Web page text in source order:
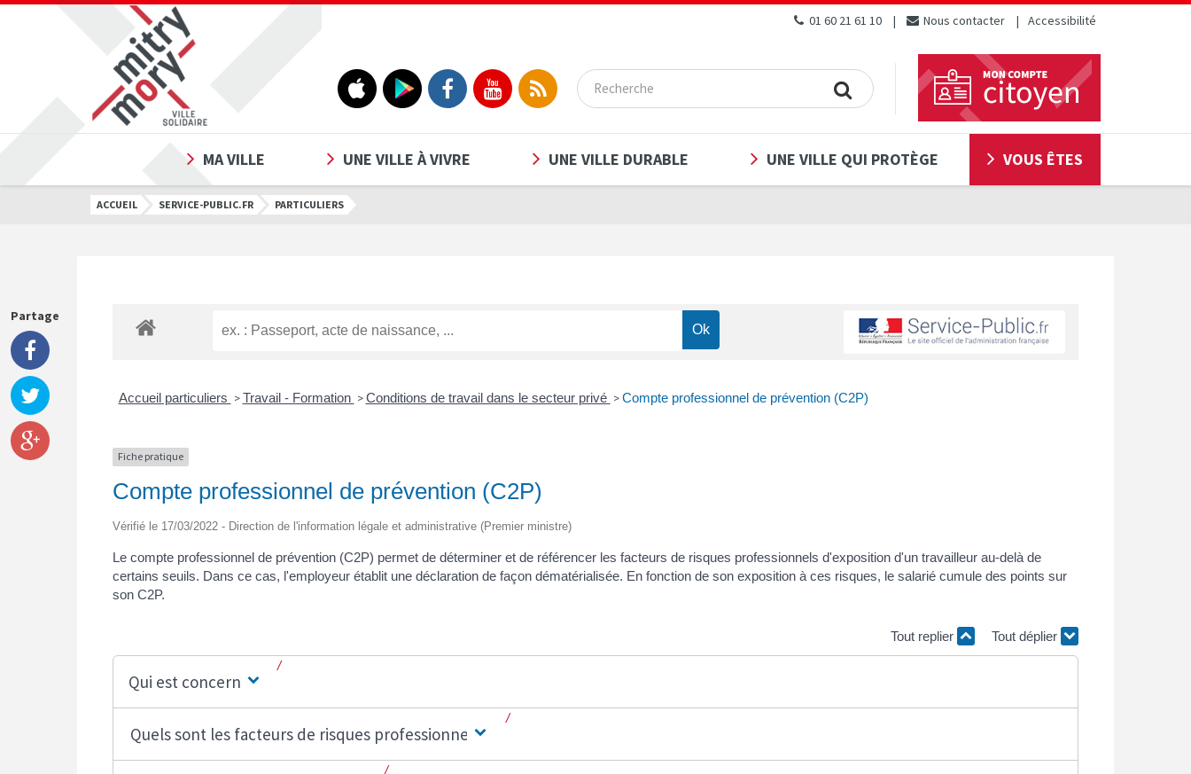
Gestion des traceurs
01 60 21 61 10 Nous contacter Accessibilité
MA VILLE UNE VILLE À VIVRE UNE VILLE DURABLE UNE VILLE QUI PROTÈGE VOUS ÊTES
ACCUEIL SERVICE-PUBLIC.FR PARTICULIERS
Accueil particuliers > Travail - Formation > Conditions de travail dans le secteur privé > Compte professionnel de prévention (C2P)
Fiche pratique
Compte professionnel de prévention (C2P)
Vérifié le 17/03/2022 - Direction de l'information légale et administrative (Premier ministre)
Le compte professionnel de prévention (C2P) permet de déterminer et de référencer les facteurs de risques professionnels d'exposition d'un travailleur au-delà de
certains seuils. Dans ce cas, l'employeur établit une déclaration de façon dématérialisée. En fonction de son exposition à ces risques, le salarié cumule des points sur
son C2P.
Tout replier Tout déplier
Qui est concerné ?
Quels sont les facteurs de risques professionnels ?